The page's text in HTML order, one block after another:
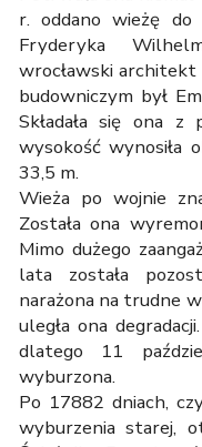
r. oddano wieżę do
Fryderyka
wrocławski
budowniczym był
Składała się ona
wysokość wynosiła
33,5 m.
Wieża po wojnie
Została ona
Mimo dużego
lata została
narażona na trudne
uległa ona
dlatego 11
wyburzona.
Po 17882 dniach,
wyburzenia starej,